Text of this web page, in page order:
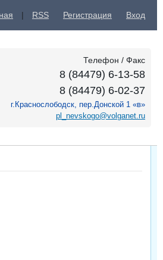
| RSS Регистрация Вход
Телефон / Факс
8 (84479) 6-13-58
8 (84479) 6-02-37
г.Краснослободск, пер.Донской 1 «в»
pl_nevskogo@volganet.ru